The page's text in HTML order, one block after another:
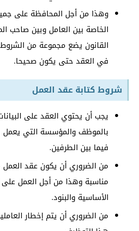
وهذا من أجل المحافظة على
الخاصة بين العامل وبين صاحب
القانون يضع مجموعة من
في العقد حتى يكون صحيحا.
شروط كتابة عقد العمل
يجب أن يحتوي العقد على
بالموظف والمؤسسة التي
فيما بين الطرفين.
من الضروري أن يكون عقد
مناسبة وهذا من أجل العمل
الأساسية والبنود.
من الضروري أن يتم إخطار